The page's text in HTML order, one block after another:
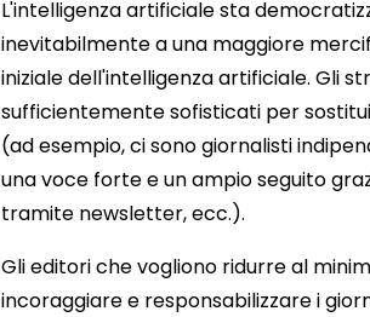
L'intelligenza artificiale sta
inevitabilmente a una maggiore
iniziale dell'intelligenza artificiale. Gli
sufficientemente sofisticati per
(ad esempio, ci sono giornalisti
una voce forte e un ampio seguito
tramite newsletter, ecc.).
Gli editori che vogliono ridurre al
incoraggiare e responsabilizzare i